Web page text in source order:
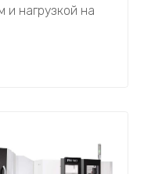
и нагрузкой на